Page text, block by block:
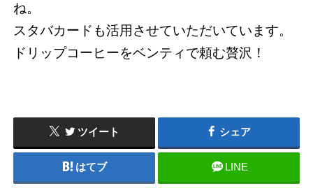
ね。
スタバカードも活用させていただいています。
ドリップコーヒーをベンティで頼む贅沢！
ツイート シェア
はてブ LINE